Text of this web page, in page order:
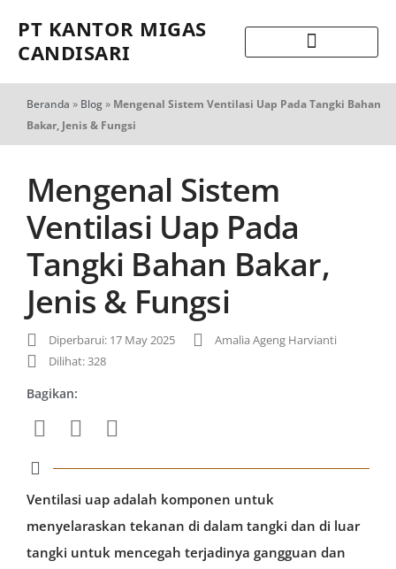
PT KANTOR MIGAS
CANDISARI
Beranda » Blog» Mengenal Sistem Ventilasi Uap Pada Tangki Bahan
Bakar, Jenis & Fungsi
Mengenal Sistem
Ventilasi Uap Pada
Tangki Bahan Bakar,
Jenis & Fungsi
Diperbarui: 17 May 2025
Amalia Ageng Harvianti
Dilihat: 328
Bagikan:
Ventilasi uap adalah komponen untuk
menyelaraskan tekanan di dalam tangki dan di luar
tangki untuk mencegah terjadinya gangguan dan